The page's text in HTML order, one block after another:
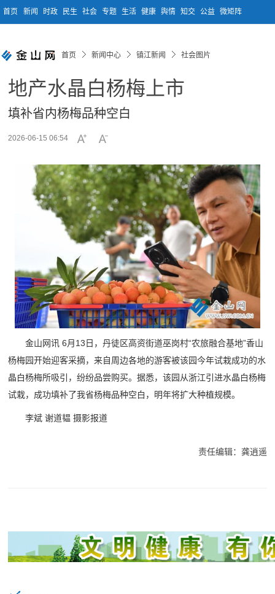
首页 新闻 时政 民生 社会 专题 生活 健康 舆情 知交 公益 微矩阵
首页 新闻中心 镇江新闻 社会图片
地产水晶白杨梅上市
填补省内杨梅品种空白
2026-06-15 06:54
金山网讯 6月13日，丹徒区高资街道巫岗村“农旅融合基地”香山
杨梅园开始迎客采摘，来自周边各地的游客被该园今年试栽成功的水
晶白杨梅所吸引，纷纷品尝购买。据悉，该园从浙江引进水晶白杨梅
试栽，成功填补了我省杨梅品种空白，明年将扩大种植规模。
李斌 谢道韫 摄影报道
责任编辑：龚逍遥